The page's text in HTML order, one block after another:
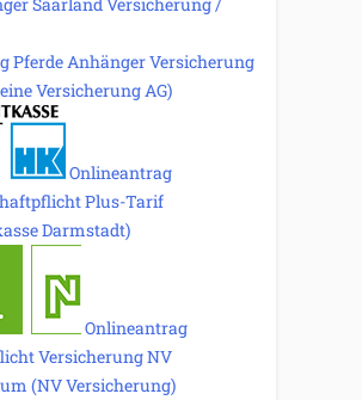
Pferde Anhänger Versicherung
Versicherung AG)
Onlineantrag
Plus-Tarif
Darmstadt)
Onlineantrag
Versicherung NV
(NV Versicherung)